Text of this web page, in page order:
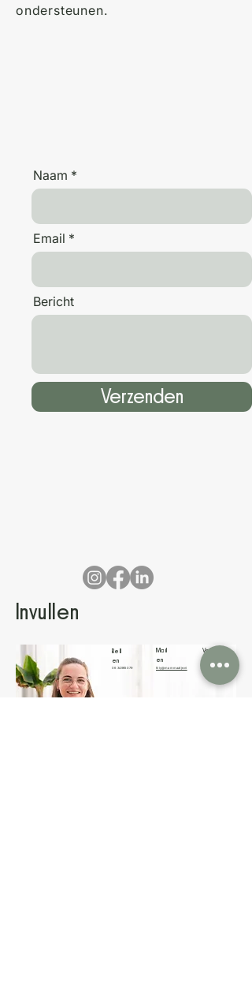
ondersteunen.
Naam
Email
Bericht
Verzenden
Invullen
Bell
en
06 34965079
Mail
en
tilly@mammaatje.nl
Volg